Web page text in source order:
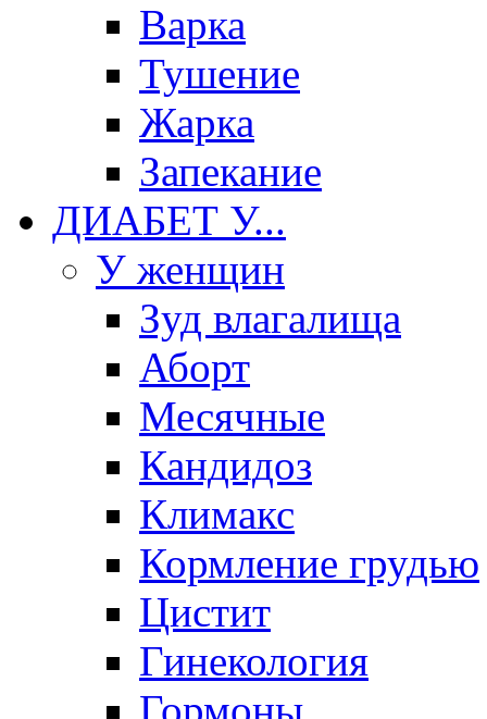
Варка
Тушение
Жарка
Запекание
ДИАБЕТ У...
У женщин
Зуд влагалища
Аборт
Месячные
Кандидоз
Климакс
Кормление грудью
Цистит
Гинекология